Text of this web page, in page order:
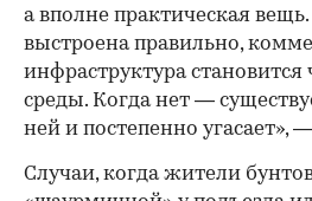
а вполне практическая
выстроена правильно,
инфраструктура
среды. Когда нет —
ней и постепенно угасает»,
Случаи, когда жители